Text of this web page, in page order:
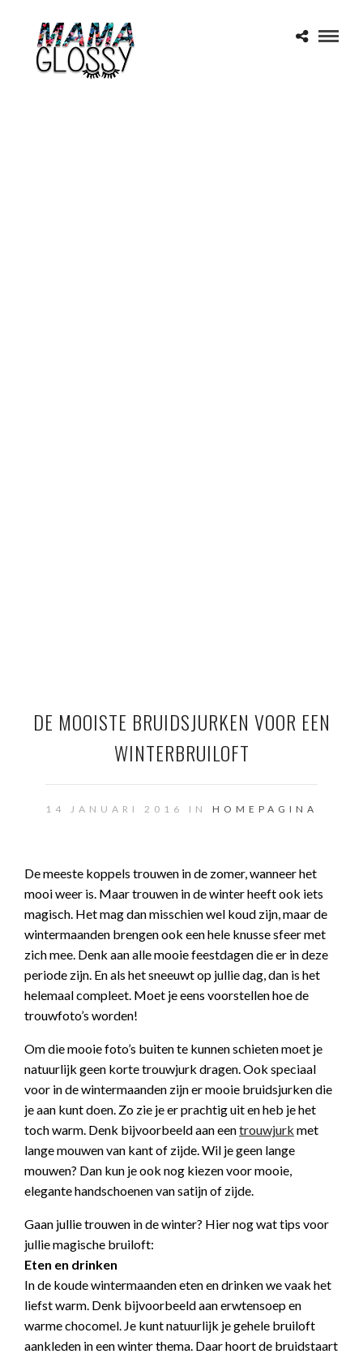
DE MOOISTE BRUIDSJURKEN VOOR EEN
WINTERBRUILOFT
14 JANUARI 2016 IN HOMEPAGINA
De meeste koppels trouwen in de zomer, wanneer het
mooi weer is. Maar trouwen in de winter heeft ook iets
magisch. Het mag dan misschien wel koud zijn, maar de
wintermaanden brengen ook een hele knusse sfeer met
zich mee. Denk aan alle mooie feestdagen die er in deze
periode zijn. En als het sneeuwt op jullie dag, dan is het
helemaal compleet. Moet je eens voorstellen hoe de
trouwfoto’s worden!
Om die mooie foto’s buiten te kunnen schieten moet je
natuurlijk geen korte trouwjurk dragen. Ook speciaal
voor in de wintermaanden zijn er mooie bruidsjurken die
je aan kunt doen. Zo zie je er prachtig uit en heb je het
toch warm. Denk bijvoorbeeld aan eentrouwjurk met
lange mouwen van kant of zijde. Wil je geen lange
mouwen? Dan kun je ook nog kiezen voor mooie,
elegante handschoenen van satijn of zijde.
Gaan jullie trouwen in de winter? Hier nog wat tips voor
jullie magische bruiloft:
Eten en drinken
In de koude wintermaanden eten en drinken we vaak het
liefst warm. Denk bijvoorbeeld aan erwtensoep en
warme chocomel. Je kunt natuurlijk je gehele bruiloft
aankleden in een winter thema. Daar hoort de bruidstaart